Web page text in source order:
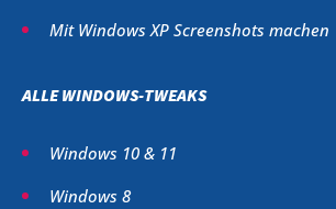
Mit Windows XP Screenshots machen
ALLE WINDOWS-TWEAKS
Windows 10 & 11
Windows 8